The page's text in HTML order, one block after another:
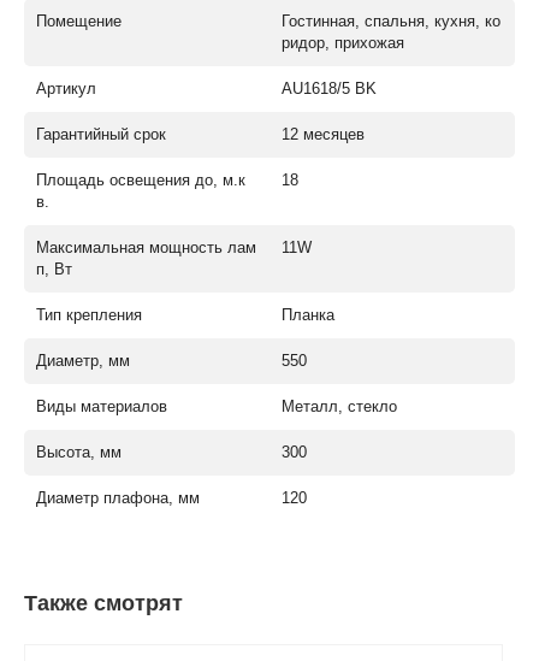
Помещение
Гостинная, спальня, кухня, ко
ридор, прихожая
Артикул AU1618/5 BK
Гарантийный срок 12 месяцев
Площадь освещения до, м.к
в.
18
Максимальная мощность лам
п, Вт
11W
Тип крепления Планка
Диаметр, мм 550
Виды материалов Металл, стекло
Высота, мм 300
Диаметр плафона, мм 120
Также смотрят